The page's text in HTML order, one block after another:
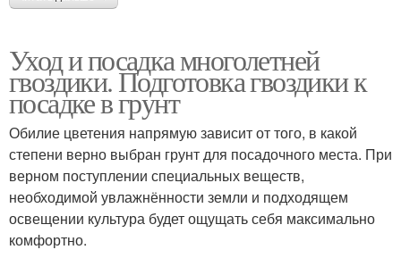
Уход и посадка многолетней
гвоздики. Подготовка гвоздики к
посадке в грунт
Обилие цветения напрямую зависит от того, в какой
степени верно выбран грунт для посадочного места. При
верном поступлении специальных веществ,
необходимой увлажнённости земли и подходящем
освещении культура будет ощущать себя максимально
комфортно.